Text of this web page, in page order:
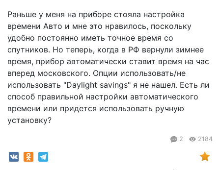
Раньше у меня на приборе стояла настройка
времени Авто и мне это нравилось, поскольку
удобно постоянно иметь точное время со
спутников. Но теперь, когда в РФ вернули зимнее
время, прибор автоматически ставит время на час
вперед московского. Опции использовать/не
использовать "Daylight savings" я не нашел. Есть ли
способ правильной настройки автоматического
времени или придется использовать ручную
установку?
2 2184